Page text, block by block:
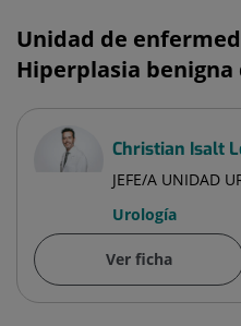
Unidad de
Hiperplasia
Christian Isalt
JEFE/A UNIDAD
Urología
Ver ficha